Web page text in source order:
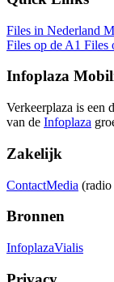
Files in Nederland
Files op de A1 Files
Infoplaza
Verkeerplaza is een
van de Infoplaza
Zakelijk
ContactMedia
Bronnen
InfoplazaVialis